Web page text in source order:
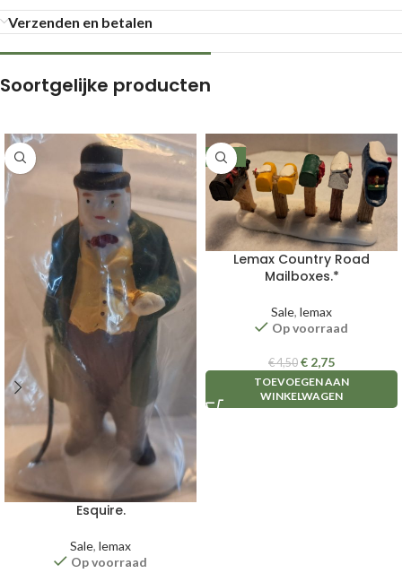
Verzenden en betalen
Soortgelijke producten
Esquire.
Sale, lemax
Op voorraad
-39%
Lemax Country Road
Mailboxes.*
Sale, lemax
Op voorraad
€4,50 € 2,75
TOEVOEGEN AAN
WINKELWAGEN